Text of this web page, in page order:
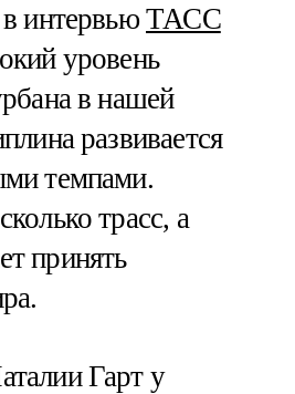
в интервьюТАСС
уровень
в нашей
развивается
темпами.
трасс, а
принять
Гарт у